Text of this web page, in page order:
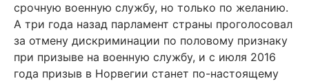
срочную военную службу, но только по желанию.
А три года назад парламент страны проголосовал
за отмену дискриминации по половому признаку
при призыве на военную службу, и с июля 2016
года призыв в Норвегии станет по-настоящему